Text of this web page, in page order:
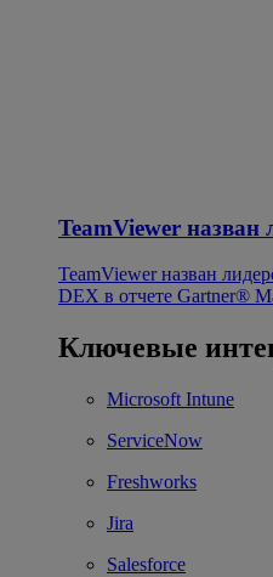
TeamViewer назван
TeamViewer назван
DEX в отчете Gartner®
Ключевые
Microsoft Intune
ServiceNow
Freshworks
Jira
Salesforce